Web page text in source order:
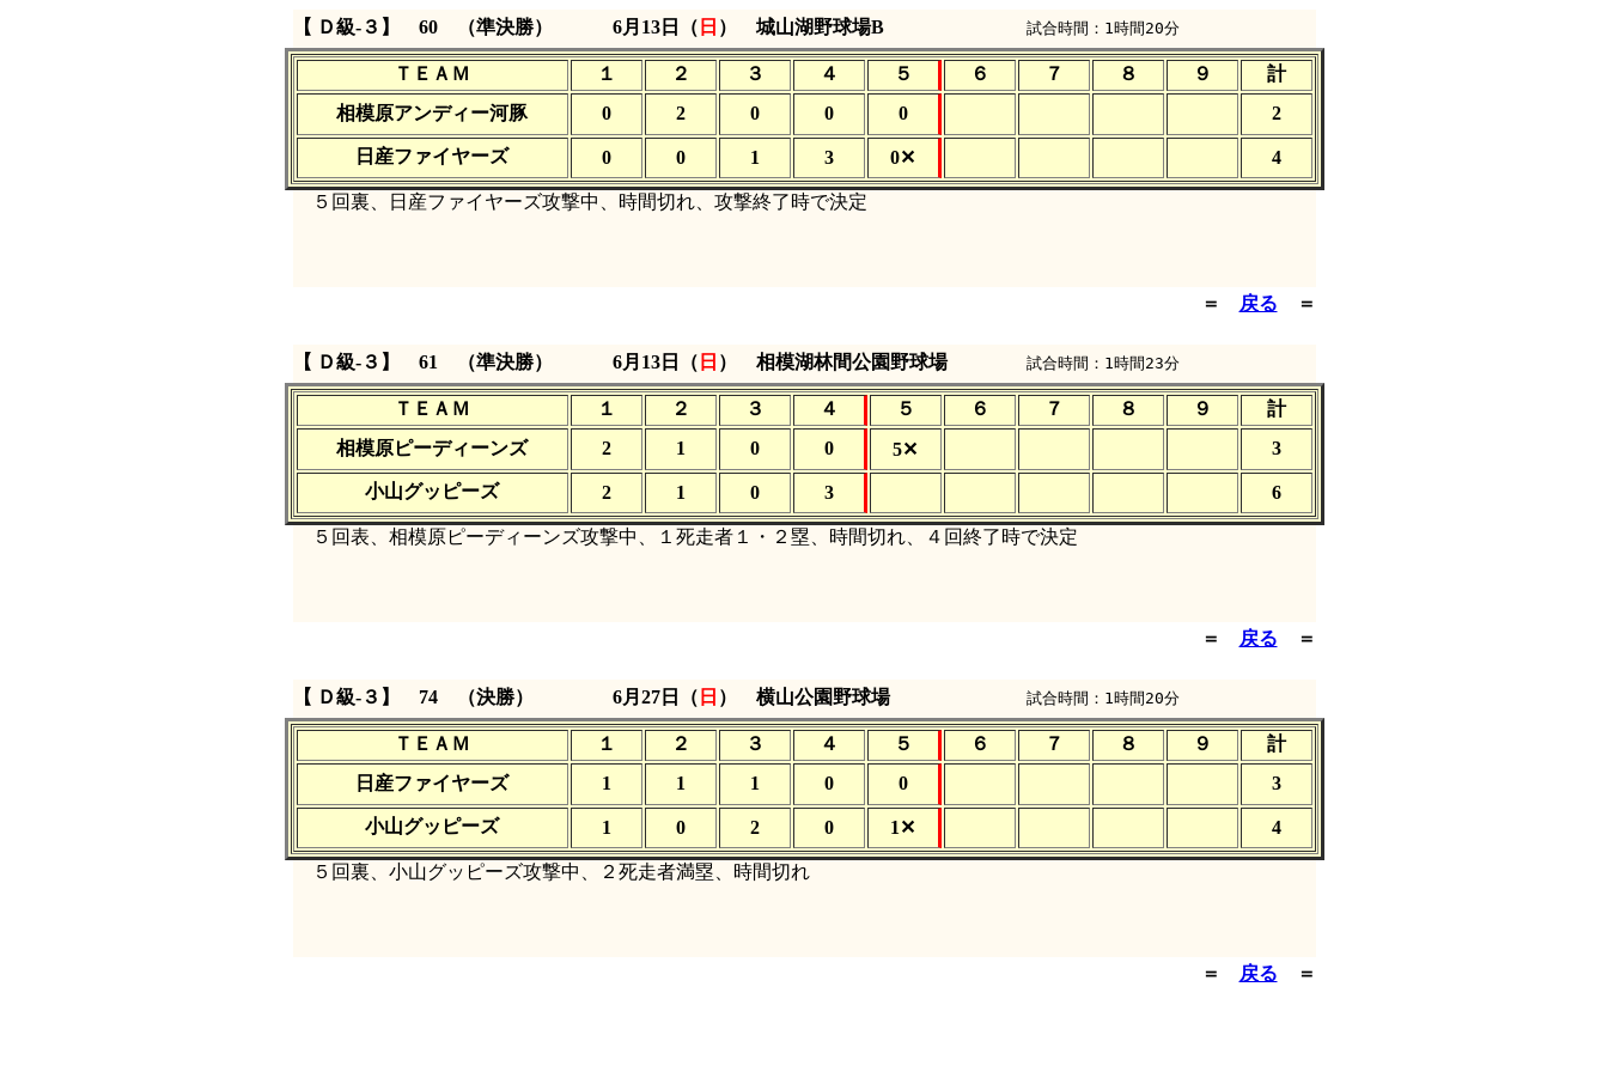
【 Ｄ級‐３】 60 （準決勝） 6月13日（ 日 ） 城山湖野球場B 試合時間：1時間20分
ＴＥＡＭ １ ２ ３ ４ ５ ６ ７ ８ ９
計
相模原アンディー河豚
0 2 0 0 0 2
日産ファイヤーズ 0 0 1 3 0✕ 4
５回裏、日産ファイヤーズ攻撃中、時間切れ、攻撃終了時で決定
＝ 戻る ＝
【 Ｄ級‐３】 61 （準決勝） 6月13日（ 日 ） 相模湖林間公園野球場 試合時間：1時間23分
ＴＥＡＭ １ ２ ３ ４ ５ ６ ７ ８ ９
計
相模原ピーディーンズ
2 1 0 0 5✕ 3
小山グッピーズ 2 1 0 3 6
５回表、相模原ピーディーンズ攻撃中、１死走者１・２塁、時間切れ、４回終了時で決定
＝ 戻る ＝
【 Ｄ級‐３】 74 （決勝） 6月27日（ 日 ） 横山公園野球場 試合時間：1時間20分
ＴＥＡＭ １ ２ ３ ４ ５ ６ ７ ８ ９
計
日産ファイヤーズ
1 1 1 0 0 3
小山グッピーズ 1 0 2 0 1✕ 4
５回裏、小山グッピーズ攻撃中、２死走者満塁、時間切れ
＝ 戻る ＝